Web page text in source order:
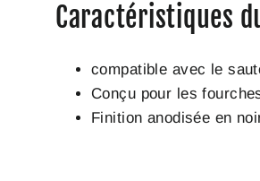
Caractéristiques
compatible avec le
Conçu pour les
Finition anodisée en